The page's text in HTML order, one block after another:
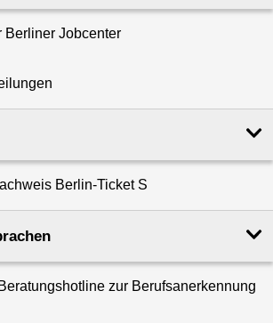
Berliner Jobcenter
Berlin-Ticket S
zur Berufsanerkennung